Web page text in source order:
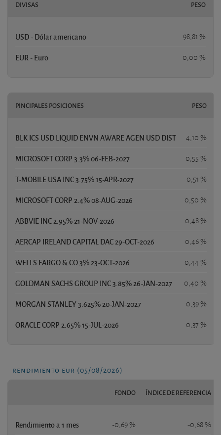
DIVISAS PESO
USD - Dólar americano 98,81 %
EUR - Euro 0,00 %
PINCIPALES POSICIONES PESO
BLK ICS USD LIQUID ENVN AWARE AGEN USD DIST 4,10 %
MICROSOFT CORP 3.3% 06-FEB-2027 0,55 %
T-MOBILE USA INC 3.75% 15-APR-2027 0,51 %
MICROSOFT CORP 2.4% 08-AUG-2026 0,50 %
ABBVIE INC 2.95% 21-NOV-2026 0,48 %
AERCAP IRELAND CAPITAL DAC 29-OCT-2026 0,46 %
WELLS FARGO & CO 3% 23-OCT-2026 0,44 %
GOLDMAN SACHS GROUP INC 3.85% 26-JAN-2027 0,40 %
MORGAN STANLEY 3.625% 20-JAN-2027 0,39 %
ORACLE CORP 2.65% 15-JUL-2026 0,37 %
rendimiento eur (05/08/2026)
FONDO ÍNDICE DE REFERENCIA
Rendimiento a 1 mes -0,69 % -0,68 %